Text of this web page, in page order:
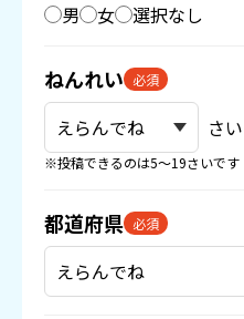
男 女 選択なし
ねんれい 必須
さい
※投稿できるのは5〜19さいです
都道府県 必須